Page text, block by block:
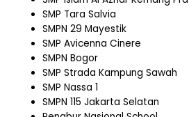
SMP Tara Salvia
SMPN 29 Mayestik
SMP Avicenna Cinere
SMPN Bogor
SMP Strada Kampung Sawah
SMP Nassa 1
SMPN 115 Jakarta Selatan